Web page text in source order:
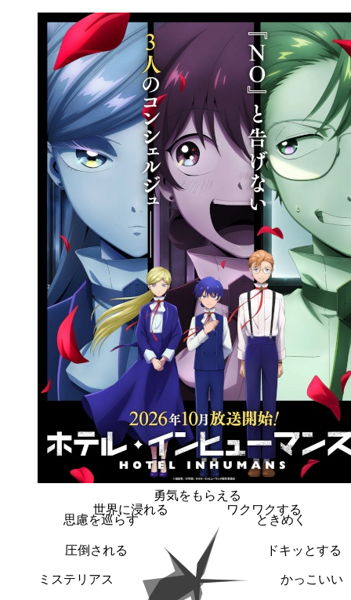
勇気をもらえる
ワクワクする
ときめく
ドキッとする
かっこいい
ミステリアス
圧倒される
思慮を巡らす
世界に浸れる